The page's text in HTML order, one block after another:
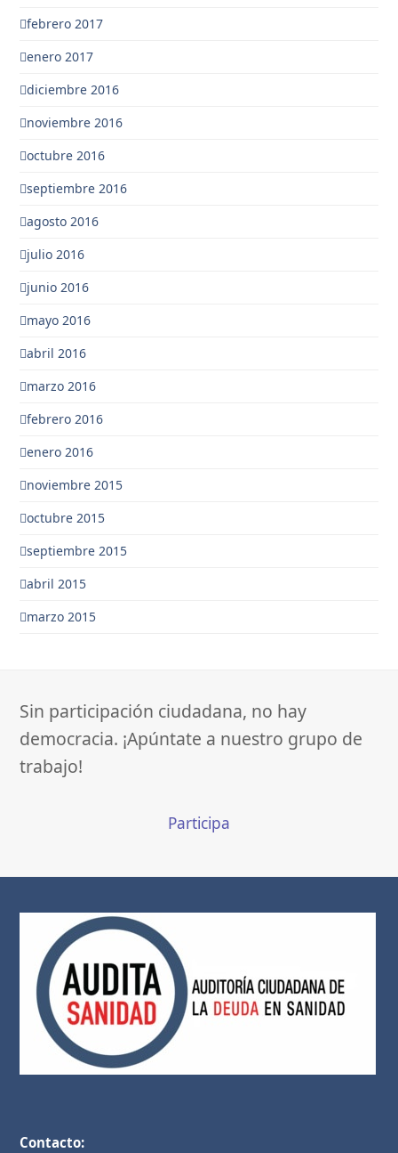
febrero 2017
enero 2017
diciembre 2016
noviembre 2016
octubre 2016
septiembre 2016
agosto 2016
julio 2016
junio 2016
mayo 2016
abril 2016
marzo 2016
febrero 2016
enero 2016
noviembre 2015
octubre 2015
septiembre 2015
abril 2015
marzo 2015
Sin participación ciudadana, no hay
democracia. ¡Apúntate a nuestro grupo de
trabajo!
Participa
Contacto: